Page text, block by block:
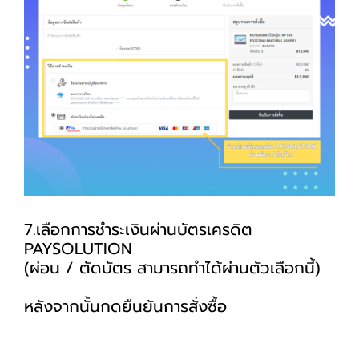
7.เลือกการชำระเงินผ่านบัตรเครดิต
PAYSOLUTION
(ผ่อน / ตัดบัตร สามารถทำได้ผ่านตัวเลือกนี้)
หลังจากนั้นกดยืนยันการสั่งซื้อ